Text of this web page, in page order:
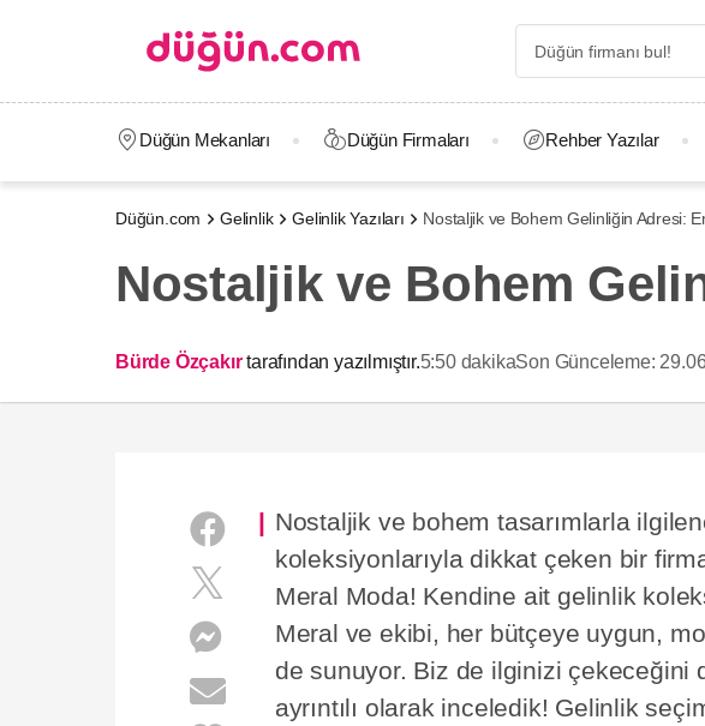
Düğün Mekanları Düğün Firmaları Rehber Yazılar
Düğün.com Gelinlik Gelinlik Yazıları Nostaljik ve Bohem Gelinliğin Adresi:
Nostaljik ve Bohem
Bürde Özçakırtarafından yazılmıştır.5:50 dakikaSon Günceleme:
Nostaljik ve bohem tasarımlarla
koleksiyonlarıyla dikkat çeken bir
Meral Moda! Kendine ait gelinlik
Meral ve ekibi, her bütçeye uygun,
de sunuyor. Biz de ilginizi çekeceğini
ayrıntılı olarak inceledik! Gelinlik